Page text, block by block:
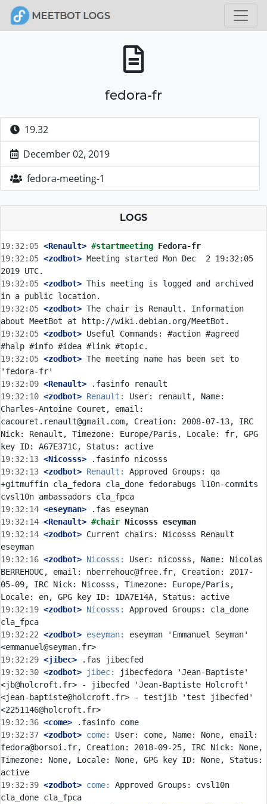
fedora-fr
19.32
December 02, 2019
fedora-meeting-1
LOGS
19:32:05 <Renault> #startmeeting Fedora-fr
19:32:05 <zodbot> Meeting started Mon Dec  2 19:32:05
19:32:05 <zodbot> This meeting is logged and archived
19:32:05 <zodbot> The chair is Renault. Information
19:32:05 <zodbot> Useful Commands: #action #agreed
19:32:05 <zodbot> The meeting name has been set to
19:32:09 <Renault>
19:32:10 <zodbot> Renault:
User: renault, Name:
Charles-Antoine Couret, email:
cacouret.renault@gmail.com, Creation: 2008-07-13, IRC
Nick: Renault, Timezone: Europe/Paris, Locale: fr, GPG
19:32:13 <Nicosss>
19:32:13 <zodbot> Renault:
Approved Groups: qa
+gitmuffin cla_fedora cla_done fedorabugs l10n-commits
19:32:14 <eseyman>
19:32:14 <Renault> #chair Nicosss eseyman
19:32:14 <zodbot> Current chairs: Nicosss Renault
19:32:16 <zodbot> Nicosss:
User: nicosss, Name: Nicolas
BERREHOUC, email: nberrehouc@free.fr, Creation: 2017-
05-09, IRC Nick: Nicosss, Timezone: Europe/Paris,
19:32:19 <zodbot> Nicosss:
Approved Groups: cla_done
19:32:22 <zodbot> eseyman:
eseyman 'Emmanuel Seyman'
19:32:29 <jibec>
19:32:30 <zodbot> jibec:
jibecfedora 'Jean-Baptiste'
<jb@holcroft.fr> - jibecfed 'Jean-Baptiste Holcroft'
<jean-baptiste@holcroft.fr> - testjib 'test jibecfed'
19:32:36 <come>
19:32:37 <zodbot> come:
User: come, Name: None, email:
fedora@borsoi.fr, Creation: 2018-09-25, IRC Nick: None,
Timezone: None, Locale: None, GPG key ID: None, Status:
19:32:39 <zodbot> come:
Approved Groups: cvsl10n